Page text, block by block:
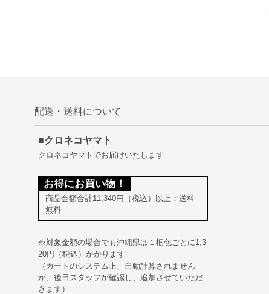
配送・送料について
■クロネコヤマト
クロネコヤマトでお届けいたします
お得にお買い物！
商品金額合計11,340円（税込）以上：送料
無料
※対象金額の場合でも沖縄県は１梱包ごとに1,3
20円（税込）かかります
（カートのシステム上、自動計算されません
が、後日スタッフが確認し、追加させていただ
きます）